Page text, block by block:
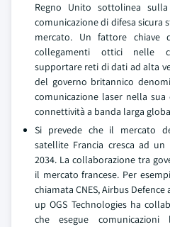
Regno Unito sottolinea
comunicazione di difesa sicura
mercato. Un fattore chiave
collegamenti ottici nelle
supportare reti di dati ad alta
del governo britannico
comunicazione laser nella
connettività a banda larga
Si prevede che il mercato
satellite Francia cresca ad un
2034. La collaborazione tra
il mercato francese. Per
chiamata CNES, Airbus
up OGS Technologies ha
che esegue